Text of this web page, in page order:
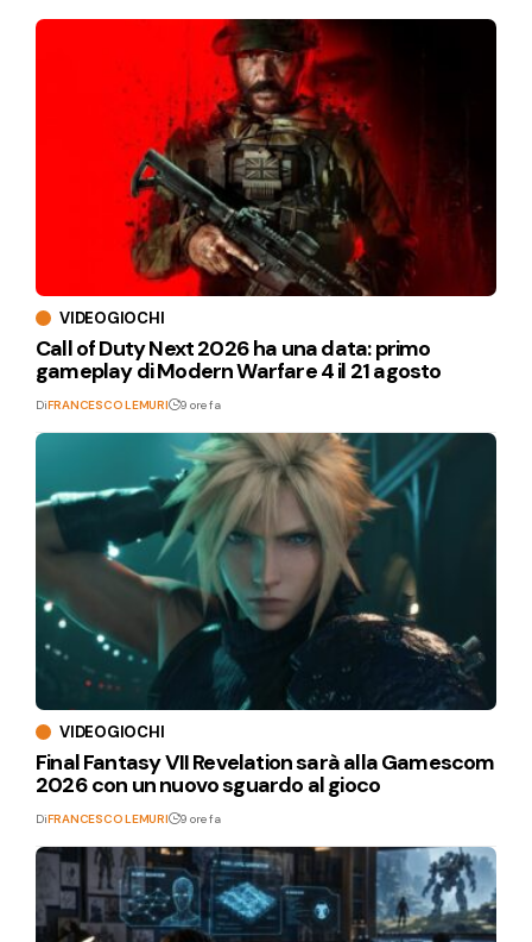
VIDEOGIOCHI
Call of Duty Next 2026 ha una data: primo
gameplay di Modern Warfare 4 il 21 agosto
DiFRANCESCO LEMURI 9 ore fa
VIDEOGIOCHI
Final Fantasy VII Revelation sarà alla Gamescom
2026 con un nuovo sguardo al gioco
DiFRANCESCO LEMURI 9 ore fa